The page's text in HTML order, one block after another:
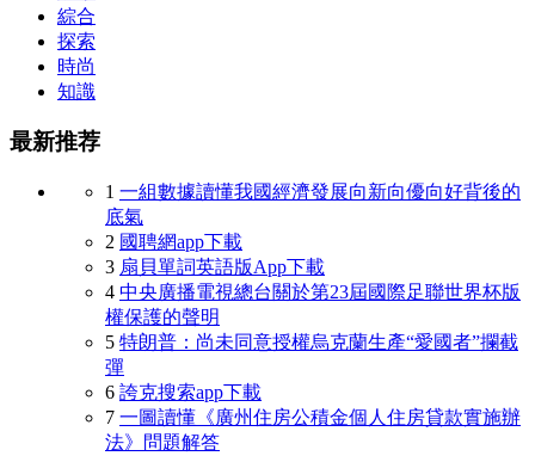
綜合
探索
時尚
知識
最新推荐
1 一組數據讀懂我國經濟發展向新向優向好背後的
底氣
2 國聘網app下載
3 扇貝單詞英語版App下載
4 中央廣播電視總台關於第23屆國際足聯世界杯版
權保護的聲明
5 特朗普：尚未同意授權烏克蘭生產“愛國者”攔截
彈
6 誇克搜索app下載
7 一圖讀懂《廣州住房公積金個人住房貸款實施辦
法》問題解答